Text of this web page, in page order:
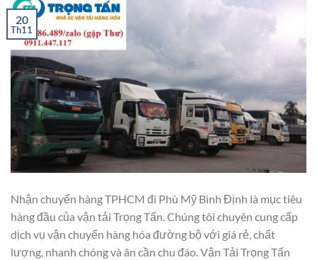
20
Th11
Nhận chuyển hàng TPHCM đi Phù Mỹ Bình Định là mục tiêu
hàng đầu của vận tải Trọng Tấn. Chúng tôi chuyên cung cấp
dịch vụ vận chuyển hàng hóa đường bộ với giá rẻ, chất
lượng, nhanh chóng và ân cần chu đáo. Vận Tải Trọng Tấn